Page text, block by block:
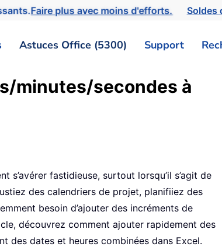
Faire plus avec moins d'efforts. Soldes
Astuces Office (5300) Support
minutes/secondes à
s’avérer fastidieuse, surtout lorsqu’il s’agit de
des calendriers de projet, planifiiez des
besoin d’ajouter des incréments de
découvrez comment ajouter rapidement des
des dates et heures combinées dans Excel.